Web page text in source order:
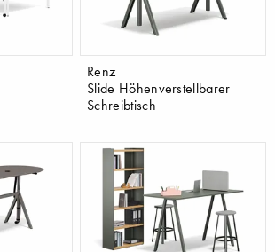
Renz
Slide Höhenverstellbarer
Schreibtisch